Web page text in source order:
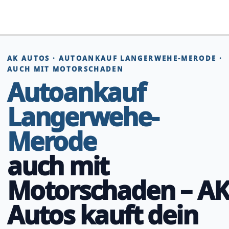
springen
AK AUTOS · AUTOANKAUF LANGERWEHE-MERODE ·
AUCH MIT MOTORSCHADEN
Autoankauf
Langerwehe-
Merode
auch mit
Motorschaden – AK
Autos kauft dein